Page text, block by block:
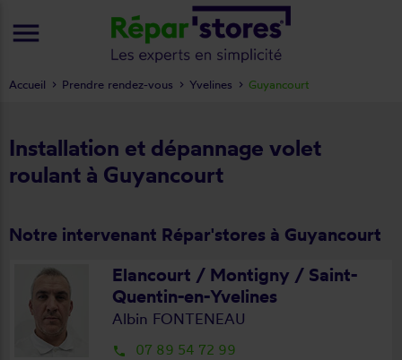
Installation et dépannage volet
roulant à Guyancourt
Notre intervenant Répar'stores à Guyancourt
Elancourt / Montigny / Saint-
Quentin-en-Yvelines
Albin FONTENEAU
local_phone 07 89 54 72 99
Accueil Prendre rendez-vous Yvelines Guyancourt
menu